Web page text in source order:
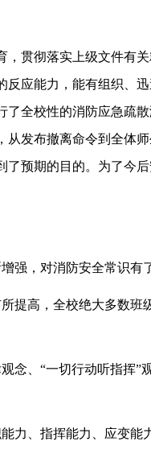
，贯彻落实上级文件有
反应能力，能有组织、
了全校性的消防应急疏
从发布撤离命令到全体
了预期的目的。为了今
强，对消防安全常识有
提高，全校绝大多数班
念、“一切行动听指挥”
力、指挥能力、应变能